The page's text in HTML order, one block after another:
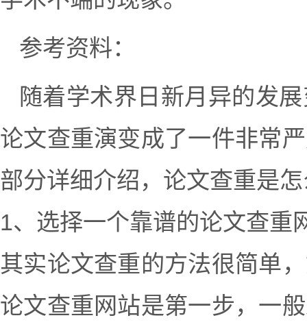
参考资料：
随着学术界日新月异的发
论文查重演变成了一件非常
部分详细介绍，论文查重是
1、选择一个靠谱的论文查重
其实论文查重的方法很简单
论文查重网站是第一步，一